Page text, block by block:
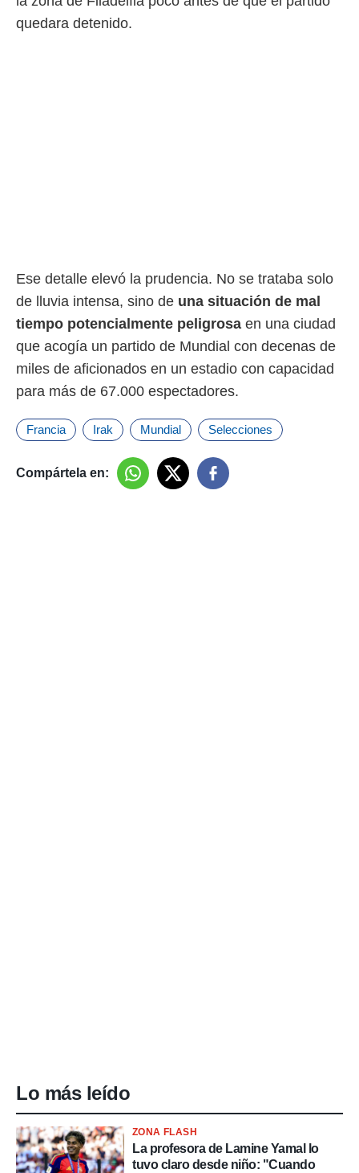
quedara detenido.
Ese detalle elevó la prudencia. No se trataba solo
de lluvia intensa, sino de una situación de mal
tiempo potencialmente peligrosa en una ciudad
que acogía un partido de Mundial con decenas de
miles de aficionados en un estadio con capacidad
para más de 67.000 espectadores.
Francia Irak Mundial Selecciones
Compártela en:
Lo más leído
ZONA FLASH
La profesora de Lamine Yamal lo
tuvo claro desde niño: "Cuando